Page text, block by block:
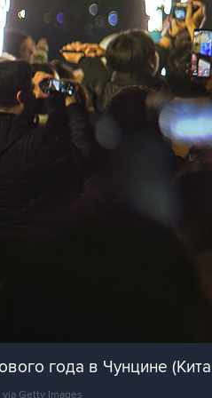
года в Чунцине
Getty Images